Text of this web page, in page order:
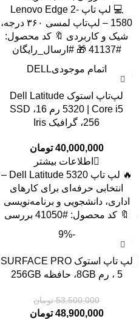
💻 لپ تاپ Lenovo Edge 2-
1580 – لپ‌تاپ لمسی ۳۶۰ درجه،
شیک و کاربردی 🔖 کد محصول:
#41137 🎁 #ارسال_رایگان
اتمام موجودیDELL
لپ‌تاپ استوک Dell Latitude
5320 | Core i5 رم 16، SSD
256، گرافیک Iris
40,000,000 تومان
اطلاعات بیشتر
🔥 لپ تاپ Dell Latitude 5320 –
انتخابی حرفه‌ای برای کارهای
اداری، دانشجویی و برنامه‌نویسی
🔖 کد محصول: #41050 بررسی
-9%
لپ تاپ استوک SURFACE PRO
5 ، رم 8GB، حافظه 256GB
53,500,000 تومان
48,900,000 تومان